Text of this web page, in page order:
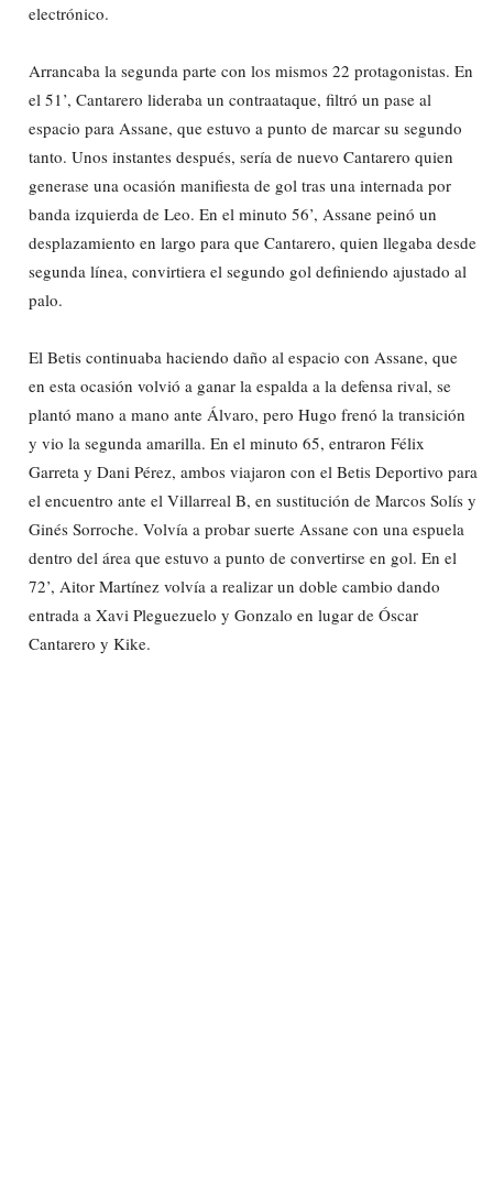
electrónico.
Arrancaba la segunda parte con los mismos 22 protagonistas. En
el 51’, Cantarero lideraba un contraataque, filtró un pase al
espacio para Assane, que estuvo a punto de marcar su segundo
tanto. Unos instantes después, sería de nuevo Cantarero quien
generase una ocasión manifiesta de gol tras una internada por
banda izquierda de Leo. En el minuto 56’, Assane peinó un
desplazamiento en largo para que Cantarero, quien llegaba desde
segunda línea, convirtiera el segundo gol definiendo ajustado al
palo.
El Betis continuaba haciendo daño al espacio con Assane, que
en esta ocasión volvió a ganar la espalda a la defensa rival, se
plantó mano a mano ante Álvaro, pero Hugo frenó la transición
y vio la segunda amarilla. En el minuto 65, entraron Félix
Garreta y Dani Pérez, ambos viajaron con el Betis Deportivo para
el encuentro ante el Villarreal B, en sustitución de Marcos Solís y
Ginés Sorroche. Volvía a probar suerte Assane con una espuela
dentro del área que estuvo a punto de convertirse en gol. En el
72’, Aitor Martínez volvía a realizar un doble cambio dando
entrada a Xavi Pleguezuelo y Gonzalo en lugar de Óscar
Cantarero y Kike.